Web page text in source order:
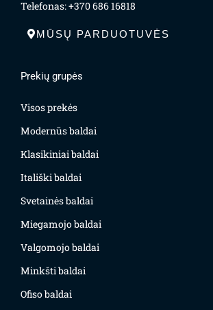
Telefonas: +370 686 16818
MŪSŲ PARDUOTUVĖS
Prekių grupės
Visos prekės
Modernūs baldai
Klasikiniai baldai
Itališki baldai
Svetainės baldai
Miegamojo baldai
Valgomojo baldai
Minkšti baldai
Ofiso baldai